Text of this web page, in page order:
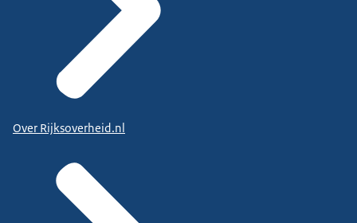
Over Rijksoverheid.nl